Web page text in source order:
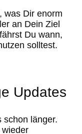
was Dir enorm
an Dein Ziel
Du wann,
solltest.
Updates
schon länger.